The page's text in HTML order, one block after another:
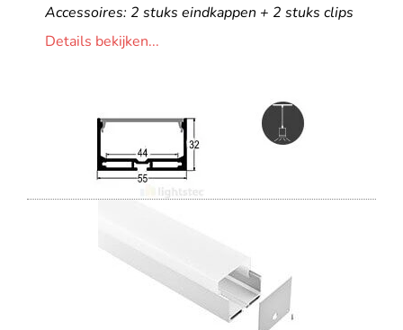
Accessoires: 2 stuks eindkappen + 2 stuks clips
Details bekijken...